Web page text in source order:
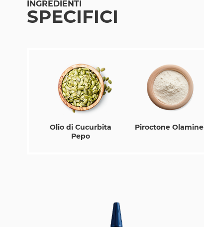
INGREDIENTI
SPECIFICI
Olio di Cucurbita
Pepo
Piroctone Olamine